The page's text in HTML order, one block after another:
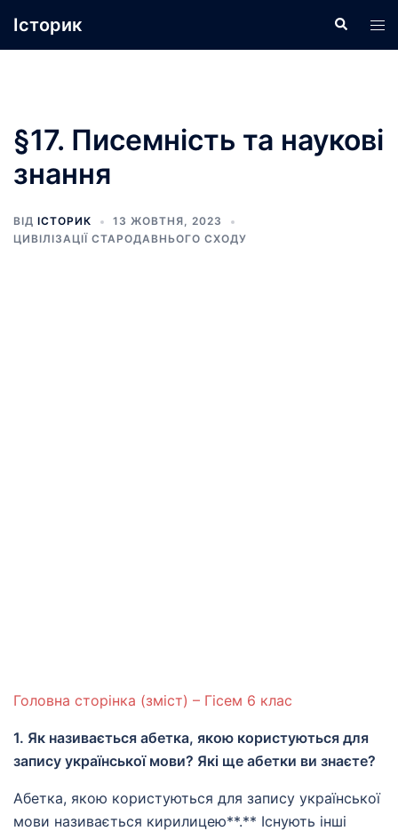
доІсторик Пошук
§17. Писемність та наукові
знання
ВІД ІСТОРИК
13 ЖОВТНЯ, 2023
ЦИВІЛІЗАЦІЇ СТАРОДАВНЬОГО СХОДУ
Головна сторінка (зміст) – Гісем 6 клас
1. Як називається абетка, якою користуються для
запису української мови? Які ще абетки ви знаєте?
Абетка, якою користуються для запису української
мови називається кирилицею**.** Існують інші